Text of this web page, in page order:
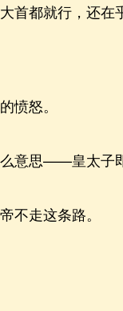
都就行，还在
怒。
意思——皇太子即
走这条路。